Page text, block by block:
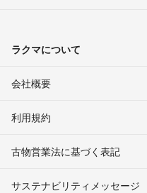
ラクマについて
会社概要
利用規約
古物営業法に基づく表記
サステナビリティメッセージ